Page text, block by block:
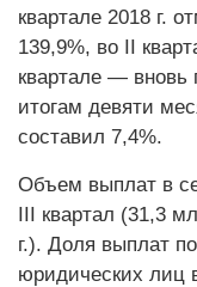
квартале 2018 г.
139,9%, во II
квартале — вновь
итогам девяти
составил 7,4%.
Объем выплат в
III квартал (31,3
г.). Доля выплат
юридических лиц